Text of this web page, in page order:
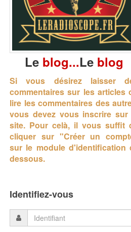
Le blog...Le blog
Si vous désirez laisser
commentaires sur les articles
lire les commentaires des
vous devez vous inscrire sur
site. Pour celà, il vous suffit
cliquer sur "Créer un
sur le module d'identification
dessous.
Identifiez-vous